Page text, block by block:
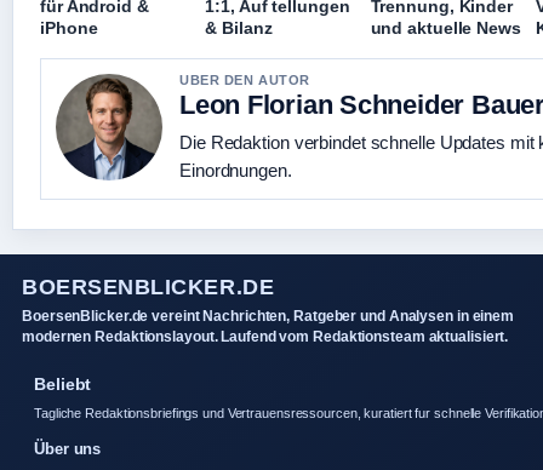
für Android &
iPhone
1:1, Auf tellungen
& Bilanz
Trennung, Kinder
und aktuelle News
UBER DEN AUTOR
Leon Florian Schneider
Die Redaktion verbindet schnelle Updates mit
Einordnungen.
BOERSENBLICKER.DE
BoersenBlicker.de vereint Nachrichten, Ratgeber und Analysen in einem
modernen Redaktionslayout. Laufend vom Redaktionsteam aktualisiert.
Beliebt
Tagliche Redaktionsbriefings und Vertrauensressourcen, kuratiert fur schnelle
Über uns